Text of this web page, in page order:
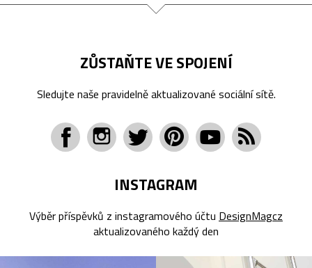
ZŮSTAŇTE VE SPOJENÍ
Sledujte naše pravidelně aktualizované sociální sítě.
INSTAGRAM
Výběr příspěvků z instagramového účtu DesignMagcz
aktualizovaného každý den